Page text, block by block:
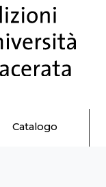
Catalogo